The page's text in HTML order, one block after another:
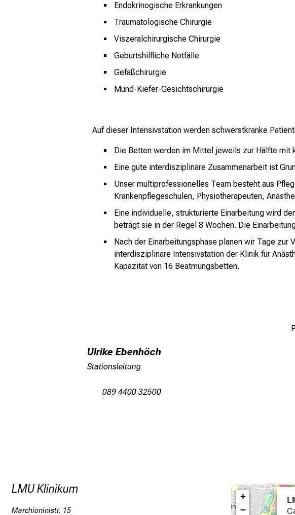
Endokrinogische Erkrankungen
Traumatologische Chirurgie
Viszeralchirurgische Chirurgie
Geburtshilfliche Notfälle
Gefäßchirurgie
Mund-Kiefer-Gesichtschirurgie
Auf dieser Intensivstation werden schwerstkranke
Die Betten werden im Mittel jeweils zur Hälfte mit
Eine gute interdisziplinäre Zusammenarbeit ist
Unser multiprofessionelles Team besteht aus
Krankenpflegeschulen, Physiotherapeuten,
Eine individuelle, strukturierte Einarbeitung wird
beträgt sie in der Regel 8 Wochen. Die
Nach der Einarbeitungsphase planen wir Tage zur
interdisziplinäre Intensivstation der Klinik für
Kapazität von 16 Beatmungsbetten.
Ulrike Ebenhöch
Stationsleitung
089 4400 32500
LMU Klinikum
Marchioninistr. 15
+
−